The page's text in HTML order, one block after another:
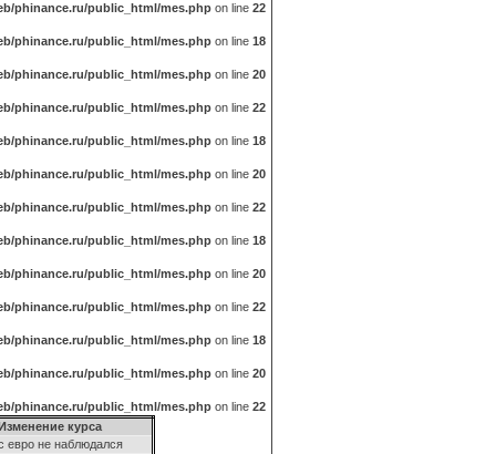
phinance.ru/public_html/mes.php on line 22
phinance.ru/public_html/mes.php on line 18
phinance.ru/public_html/mes.php on line 20
phinance.ru/public_html/mes.php on line 22
phinance.ru/public_html/mes.php on line 18
phinance.ru/public_html/mes.php on line 20
phinance.ru/public_html/mes.php on line 22
phinance.ru/public_html/mes.php on line 18
phinance.ru/public_html/mes.php on line 20
phinance.ru/public_html/mes.php on line 22
phinance.ru/public_html/mes.php on line 18
phinance.ru/public_html/mes.php on line 20
phinance.ru/public_html/mes.php on line 22
курса
евро не наблюдался